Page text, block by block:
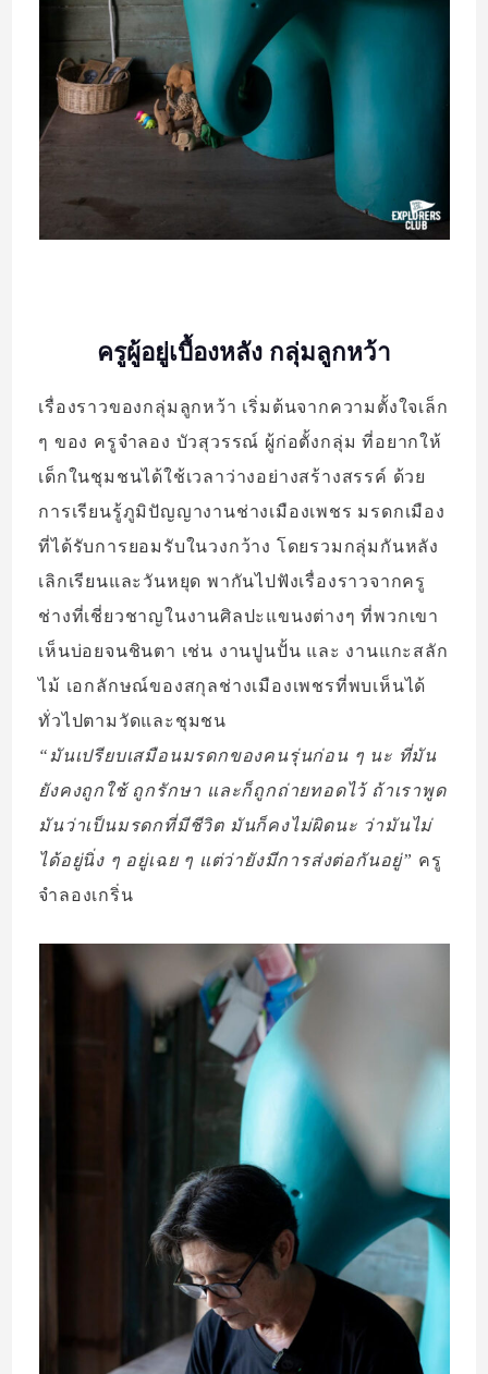
ครูผู้อยู่เบื้องหลัง กลุ่มลูกหว้า
เรื่องราวของกลุ่มลูกหว้า เริ่มต้นจากความตั้งใจเล็ก
ๆ ของ ครูจำลอง บัวสุวรรณ์ ผู้ก่อตั้งกลุ่ม ที่อยากให้
เด็กในชุมชนได้ใช้เวลาว่างอย่างสร้างสรรค์ ด้วย
การเรียนรู้ภูมิปัญญางานช่างเมืองเพชร มรดกเมือง
ที่ได้รับการยอมรับในวงกว้าง โดยรวมกลุ่มกันหลัง
เลิกเรียนและวันหยุด พากันไปฟังเรื่องราวจากครู
ช่างที่เชี่ยวชาญในงานศิลปะแขนงต่างๆ ที่พวกเขา
เห็นบ่อยจนชินตา เช่น งานปูนปั้น และ งานแกะสลัก
ไม้ เอกลักษณ์ของสกุลช่างเมืองเพชรที่พบเห็นได้
ทั่วไปตามวัดและชุมชน
“มันเปรียบเสมือนมรดกของคนรุ่นก่อน ๆ นะ ที่มัน
ยังคงถูกใช้ ถูกรักษา และก็ถูกถ่ายทอดไว้ ถ้าเราพูด
มันว่าเป็นมรดกที่มีชีวิต มันก็คงไม่ผิดนะ ว่ามันไม่
ได้อยู่นิ่ง ๆ อยู่เฉย ๆ แต่ว่ายังมีการส่งต่อกันอยู่” ครู
จำลองเกริ่น